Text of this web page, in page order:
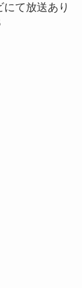
て放送あり